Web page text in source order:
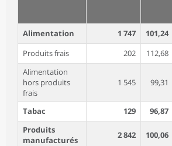
Alimentation
1 747 101,24
Produits frais
202 112,68
Alimentation
hors produits
frais
1 545 99,31
Tabac 129 96,87
Produits
manufacturés
2 842 100,06